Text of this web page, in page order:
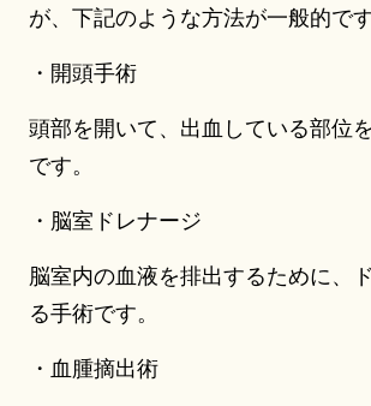
が、下記のような方法が一般的です
・開頭手術
頭部を開いて、出血している部位
です。
・脳室ドレナージ
脳室内の血液を排出するために、
る手術です。
・血腫摘出術